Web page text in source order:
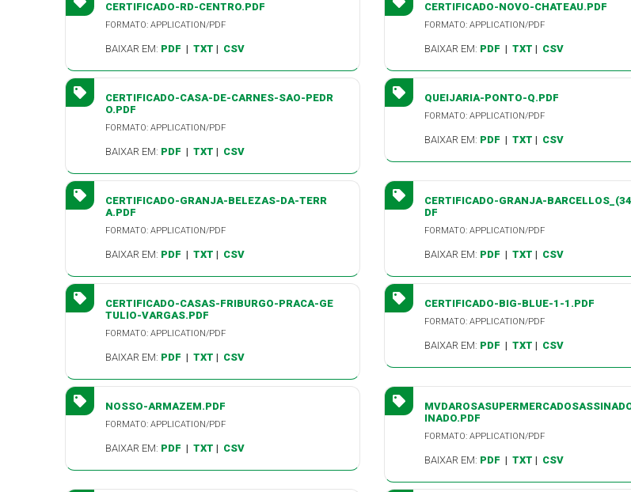
CERTIFICADO-RD-CENTRO.PDF
FORMATO: APPLICATION/PDF
BAIXAR EM: PDF |TXT | CSV
CERTIFICADO-NOVO-CHATEAU.PDF
FORMATO: APPLICATION/PDF
BAIXAR EM: PDF |TXT | CSV
CERTIFICADO-CASA-DE-CARNES-SAO-PEDR
O.PDF
FORMATO: APPLICATION/PDF
BAIXAR EM: PDF |TXT | CSV
QUEIJARIA-PONTO-Q.PDF
FORMATO: APPLICATION/PDF
BAIXAR EM: PDF |TXT | CSV
CERTIFICADO-GRANJA-BELEZAS-DA-TERR
A.PDF
FORMATO: APPLICATION/PDF
BAIXAR EM: PDF |TXT | CSV
CERTIFICADO-GRANJA-
DF
FORMATO: APPLICATION/PDF
BAIXAR EM: PDF |TXT | CSV
CERTIFICADO-CASAS-FRIBURGO-PRACA-GE
TULIO-VARGAS.PDF
FORMATO: APPLICATION/PDF
BAIXAR EM: PDF |TXT | CSV
CERTIFICADO-BIG-BLUE-1-1.PDF
FORMATO: APPLICATION/PDF
BAIXAR EM: PDF |TXT | CSV
NOSSO-ARMAZEM.PDF
FORMATO: APPLICATION/PDF
BAIXAR EM: PDF |TXT | CSV
INADO.PDF
FORMATO: APPLICATION/PDF
BAIXAR EM: PDF |TXT | CSV